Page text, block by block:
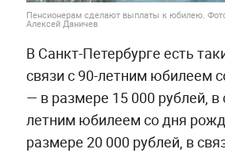
Пенсионерам сделают выплаты к юбилею.
Алексей Даничев
В Санкт-Петербурге есть
связи с 90-летним юбилеем
— в размере 15 000 рублей, в
летним юбилеем со дня
размере 20 000 рублей, в